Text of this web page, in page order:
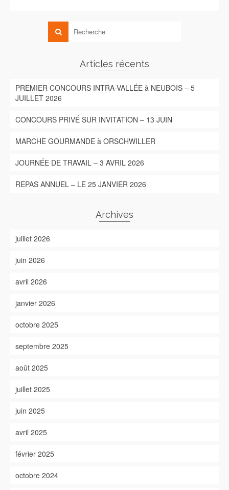
Articles récents
PREMIER CONCOURS INTRA-VALLÉE à NEUBOIS – 5
JUILLET 2026
CONCOURS PRIVÉ SUR INVITATION – 13 JUIN
MARCHE GOURMANDE à ORSCHWILLER
JOURNÉE DE TRAVAIL – 3 AVRIL 2026
REPAS ANNUEL – LE 25 JANVIER 2026
Archives
juillet 2026
juin 2026
avril 2026
janvier 2026
octobre 2025
septembre 2025
août 2025
juillet 2025
juin 2025
avril 2025
février 2025
octobre 2024